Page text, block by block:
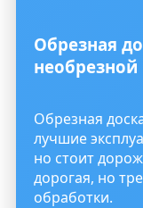
Обрезная
необрезной
Обрезная
лучшие
но стоит
дорогая, но
обработки.